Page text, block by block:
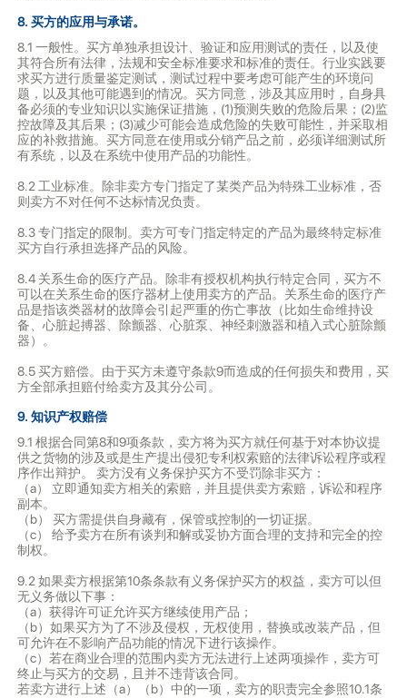
8. 买方的应用与承诺。
8.1 一般性。买方单独承担设计、验证和应用测试的责任，以及使
其符合所有法律，法规和安全标准要求和标准的责任。行业实践要
求买方进行质量鉴定测试，测试过程中要考虑可能产生的环境问
题，以及其他可能遇到的情况。买方同意，涉及其应用时，自身具
备必须的专业知识以实施保证措施，(1)预测失败的危险后果；(2)监
控故障及其后果；(3)减少可能会造成危险的失败可能性，并采取相
应的补救措施。买方同意在使用或分销产品之前，必须详细测试所
有系统，以及在系统中使用产品的功能性。
8.2 工业标准。除非卖方专门指定了某类产品为特殊工业标准，否
则卖方不对任何不达标情况负责。
8.3 专门指定的限制。卖方可专门指定特定的产品为最终特定标准
买方自行承担选择产品的风险。
8.4 关系生命的医疗产品。除非有授权机构执行特定合同，买方不
可以在关系生命的医疗器材上使用卖方的产品。关系生命的医疗产
品是指该类器材的故障会引起严重的伤亡事故（比如生命维持设
备、心脏起搏器、除颤器、心脏泵、神经刺激器和植入式心脏除颤
器）。
8.5 买方赔偿。由于买方未遵守条款9而造成的任何损失和费用，买
方全部承担赔付给卖方及其分公司。
9. 知识产权赔偿
9.1 根据合同第8和9项条款，卖方将为买方就任何基于对本协议提
供之货物的涉及或是生产提出侵犯专利权索赔的法律诉讼程序或程
序作出辩护。 卖方没有义务保护买方不受罚除非买方：
（a） 立即通知卖方相关的索赔，并且提供卖方索赔，诉讼和程序
副本。
（b） 买方需提供自身藏有，保管或控制的一切证据。
（c） 给予卖方在所有谈判和解或妥协方面合理的支持和完全的控
制权。
9.2 如果卖方根据第10条条款有义务保护买方的权益，卖方可以但
无义务做以下事：
（a）获得许可证允许买方继续使用产品；
（b）如果买方为了不涉及侵权，无权使用，替换或改装产品，但
可允许在不影响产品功能的情况下进行该操作。
（c）若在商业合理的范围内卖方无法进行上述两项操作，卖方可
终止与买方的交易，且并不违背该合同。
若卖方进行上述（a）（b）中的一项，卖方的职责完全参照10.1条